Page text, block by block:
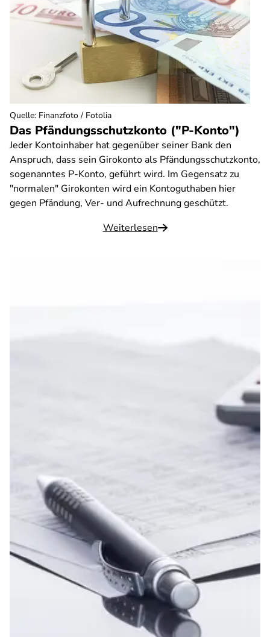
Das Pfändungsschutzkonto ("P-Konto")
Jeder Kontoinhaber hat gegenüber seiner Bank den
Anspruch, dass sein Girokonto als Pfändungsschutzkonto,
sogenanntes P-Konto, geführt wird. Im Gegensatz zu
"normalen" Girokonten wird ein Kontoguthaben hier
gegen Pfändung, Ver- und Aufrechnung geschützt.
Weiterlesen
Quelle: Finanzfoto / Fotolia